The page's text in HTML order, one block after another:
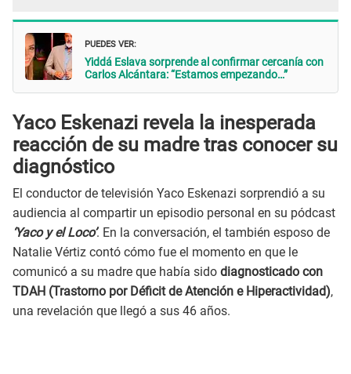
PUEDES VER:
Yiddá Eslava sorprende al confirmar cercanía con
Carlos Alcántara: “Estamos empezando…”
Yaco Eskenazi revela la inesperada
reacción de su madre tras conocer su
diagnóstico
El conductor de televisión Yaco Eskenazi sorprendió a su
audiencia al compartir un episodio personal en su pódcast
‘Yaco y el Loco’. En la conversación, el también esposo de
Natalie Vértiz contó cómo fue el momento en que le
comunicó a su madre que había sido diagnosticado con
TDAH (Trastorno por Déficit de Atención e Hiperactividad),
una revelación que llegó a sus 46 años.